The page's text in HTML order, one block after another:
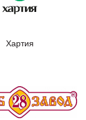
Хартия